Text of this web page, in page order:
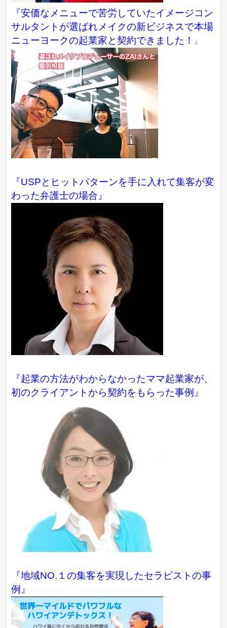
『安価なメニューで苦労していたイメージコン
サルタントが選ばれメイクの新ビジネスで本場
ニューヨークの起業家と契約できました！
』
『USPとヒットパターンを手に入れて集客が変
わった弁護士の場合』
『起業の方法がわからなかったママ起業家が、
初のクライアントから契約をもらった事例』
『地域NO.１の集客を実現したセラピストの事
例』